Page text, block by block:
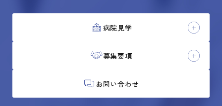
病院見学
募集要項
お問い合わせ